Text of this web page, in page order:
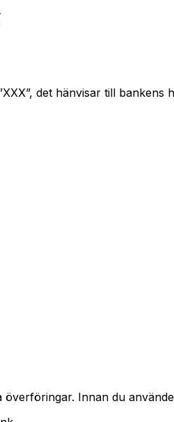
det hänvisar till bankens
Innan du